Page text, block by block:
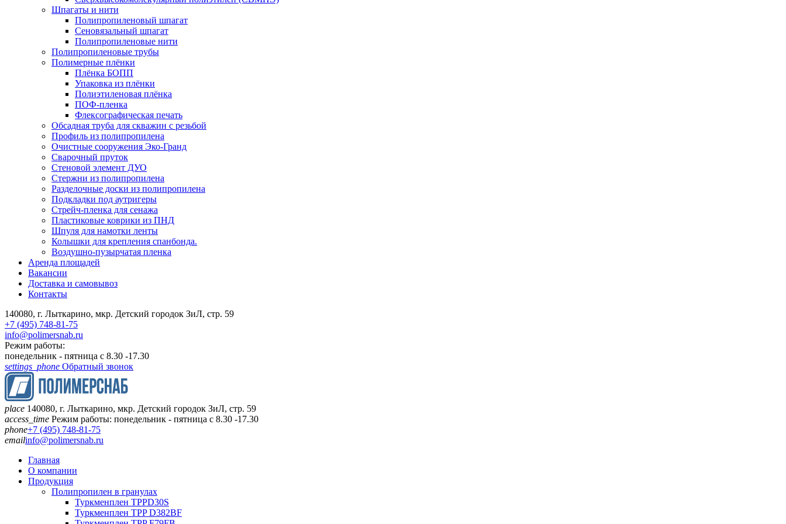
Шпагаты и нити
Полипропиленовый шпагат
Сеновязальный шпагат
Полипропиленовые нити
Полипропиленовые трубы
Полимерные плёнки
Плёнка БОПП
Упаковка из плёнки
Полиэтиленовая плёнка
ПОФ-пленка
Флексографическая печать
Обсадная труба для скважин с резьбой
Профиль из полипропилена
Очистные сооружения Эко-Гранд
Сварочный пруток
Стеновой элемент ДУО
Стержни из полипропилена
Разделочные доски из полипропилена
Подкладки под аутригеры
Cтрейч-пленка для сенажа
Пластиковые коврики из ПНД
Шпуля для намотки ленты
Колышки для крепления спанбонда.
Воздушно-пузырчатая пленка
Аренда площадей
Вакансии
Доставка и самовывоз
Контакты
140080, г. Лыткарино, мкр. Детский городок ЗиЛ, стр. 59
+7 (495) 748-81-75
info@polimersnab.ru
Режим работы:
понедельник - пятница с 8.30 -17.30
settings_phone Обратный звонок
place 140080, г. Лыткарино, мкр. Детский городок ЗиЛ, стр. 59
access_time Режим работы: понедельник - пятница с 8.30 -17.30
phone+7 (495) 748-81-75
emailinfo@polimersnab.ru
Главная
О компании
Продукция
Полипропилен в гранулах
Туркменплен TPPD30S
Туркменплен TPP D382BF